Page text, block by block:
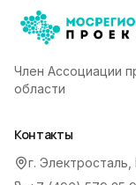
Член Ассоциации
области
Контакты
г.